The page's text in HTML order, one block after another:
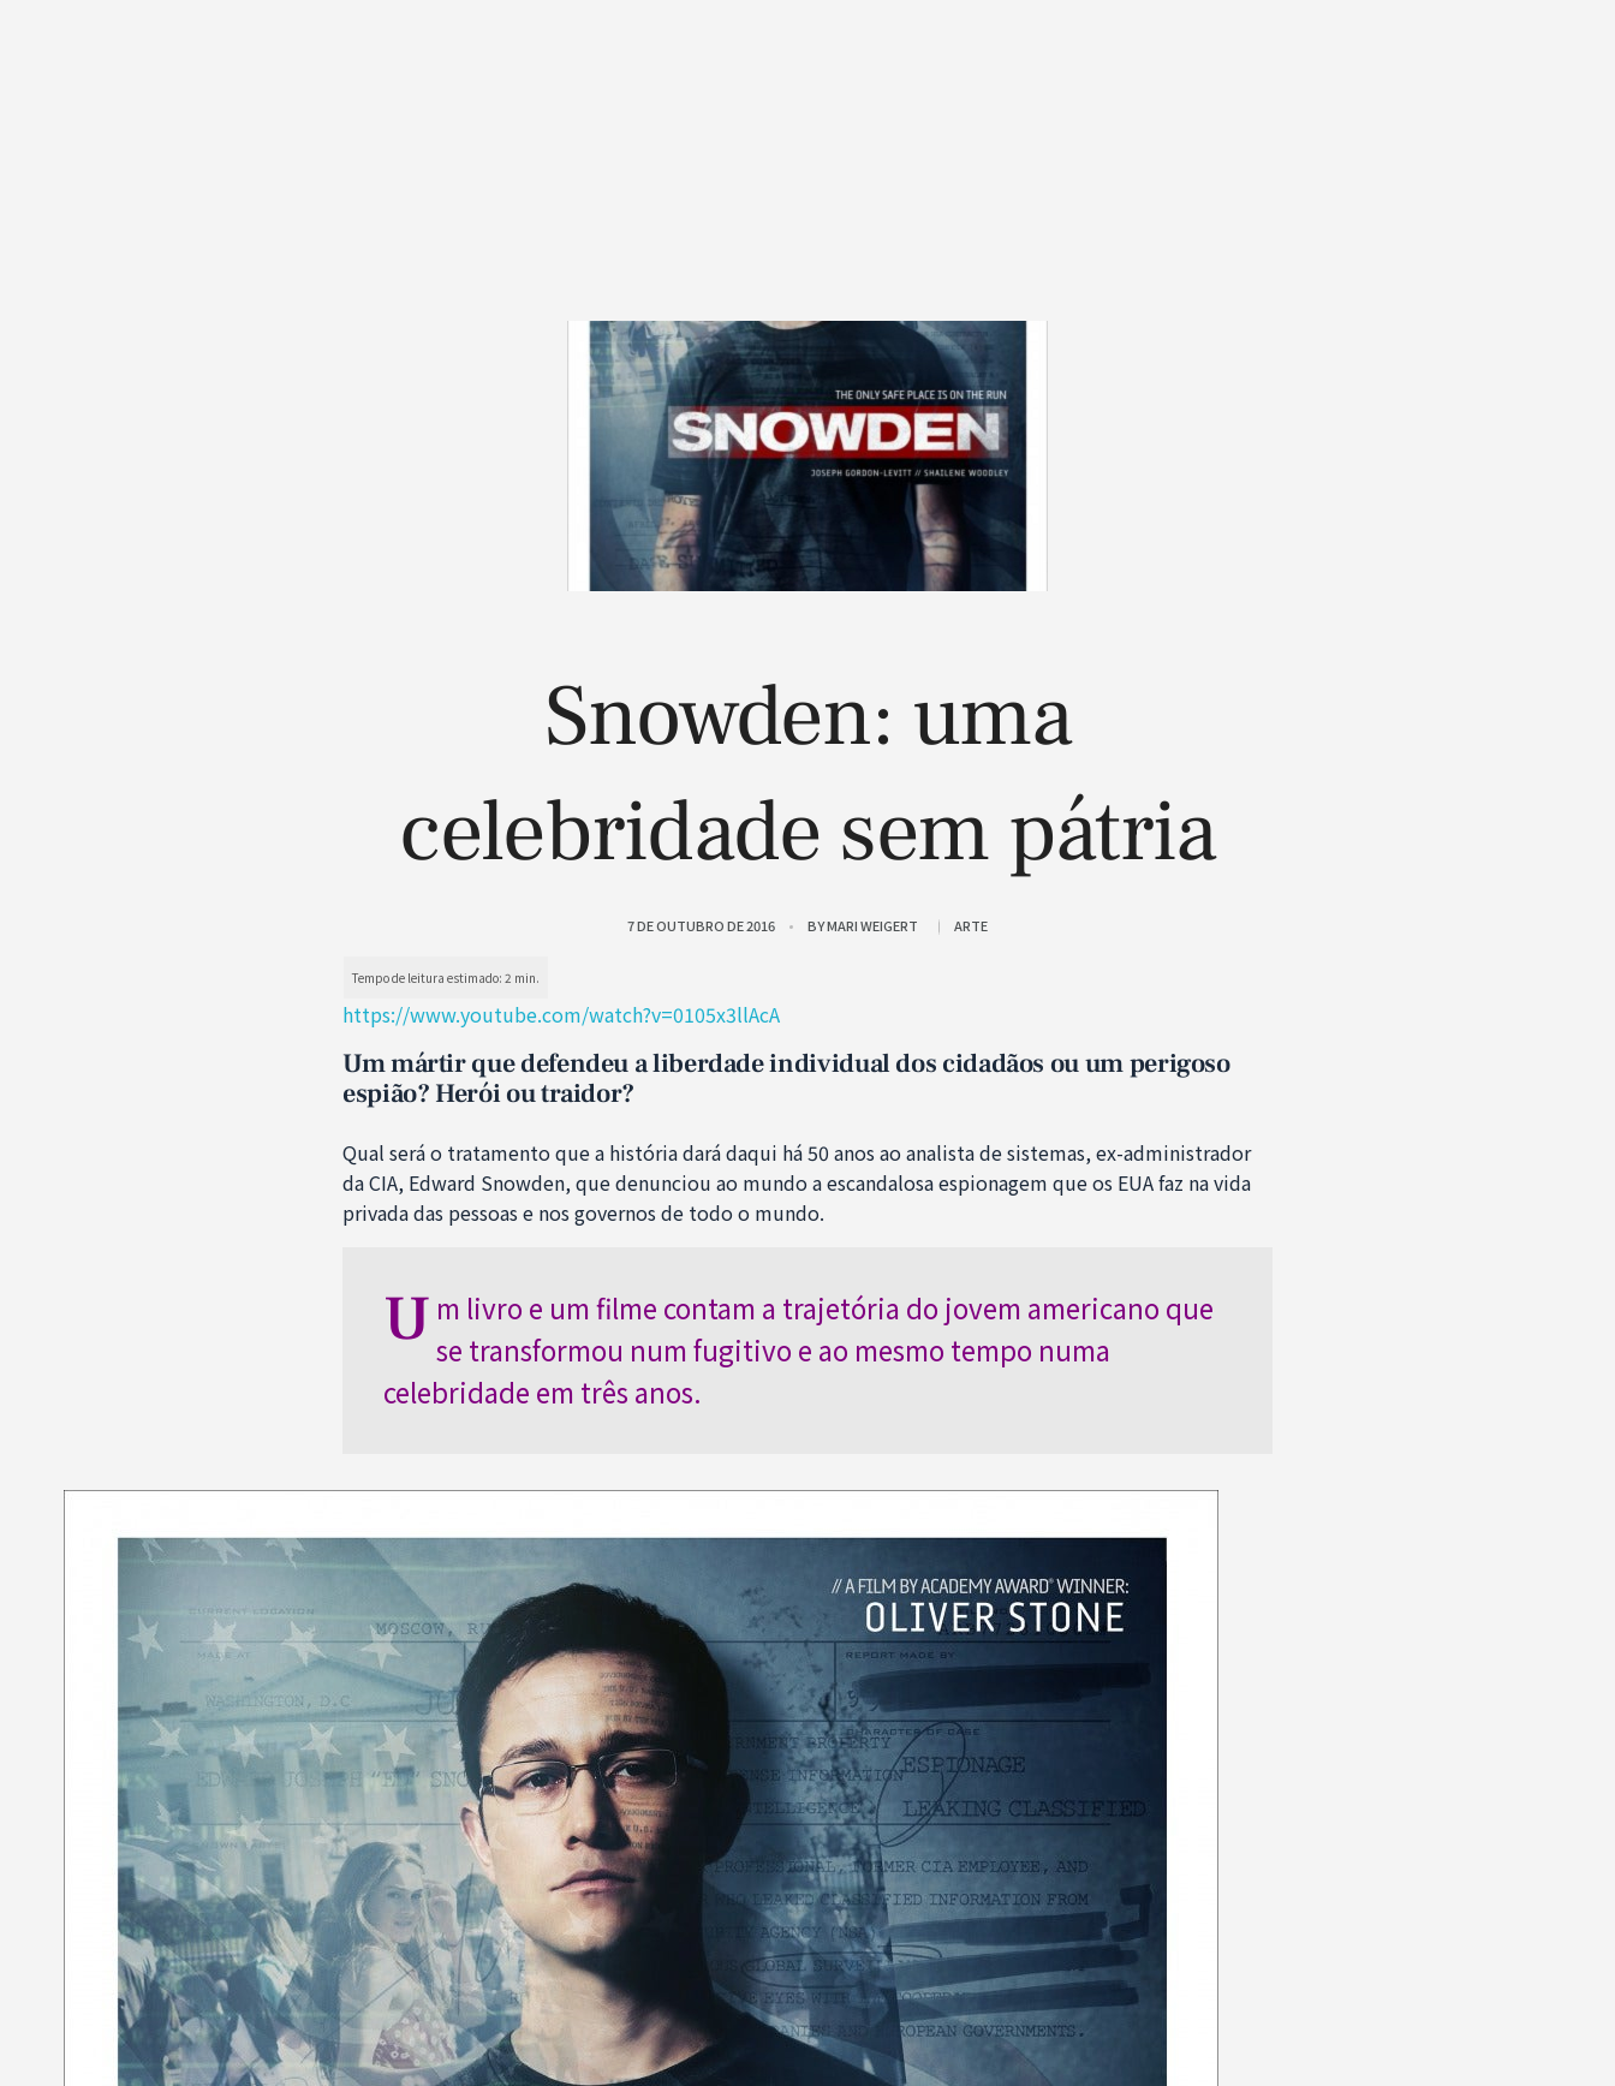
Snowden: uma
celebridade sem pátria
7 DE OUTUBRO DE 2016 BYMARI WEIGERT ARTE
https://www.youtube.com/watch?v=0105x3llAcA
Um mártir que defendeu a liberdade individual dos cidadãos ou um perigoso
espião? Herói ou traidor?
Qual será o tratamento que a história dará daqui há 50 anos ao analista de sistemas, ex-administrador
da CIA, Edward Snowden, que denunciou ao mundo a escandalosa espionagem que os EUA faz na vida
privada das pessoas e nos governos de todo o mundo.
U m livro e um filme contam a trajetória do jovem americano que
se transformou num fugitivo e ao mesmo tempo numa
celebridade em três anos.